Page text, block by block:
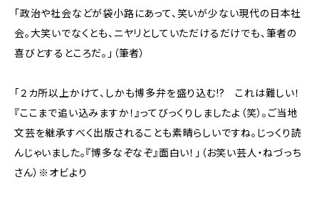
「政治や社会などが袋小路にあって、笑いが少ない現代の日本社
会。大笑いでなくとも、ニヤリとしていただけるだけでも、筆者の
喜びとするところだ。」（筆者）
「２カ所以上かけて、しかも博多弁を盛り込む!? これは難しい！
『ここまで追い込みますか！』ってびっくりしましたよ（笑）。ご当地
文芸を継承すべく出版されることも素晴らしいですね。じっくり読
んじゃいました。『博多なぞなぞ』面白い！」（お笑い芸人・ねづっち
さん）※オビより